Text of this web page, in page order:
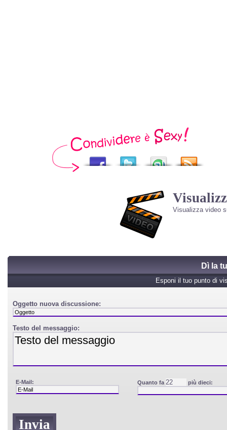
Visualizza video
Dì la
Esponi il tuo punto di
Oggetto nuova discussione:
Testo del messaggio:
E-Mail: Quanto fa più dieci: